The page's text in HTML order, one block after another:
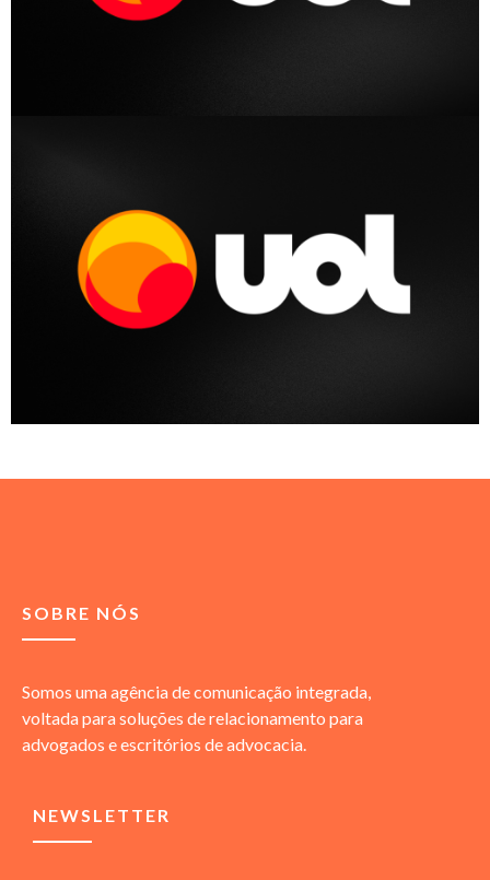
SOBRE NÓS
Somos uma agência de comunicação integrada,
voltada para soluções de relacionamento para
advogados e escritórios de advocacia.
NEWSLETTER